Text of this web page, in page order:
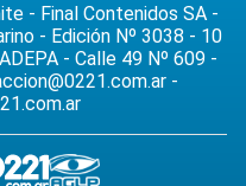
- Final Contenidos SA -
- Edición Nº 3038 - 10
- Calle 49 Nº 609 -
-